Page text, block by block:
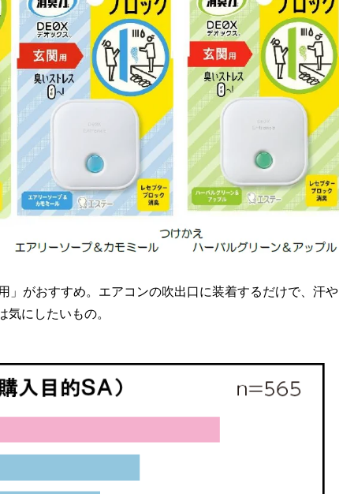
」がおすすめ。エアコンの吹出口に装着するだけで、汗や
にしたいもの。